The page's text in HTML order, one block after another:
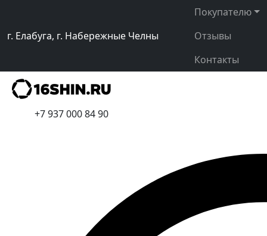
г. Елабуга, г. Набережные Челны
Покупателю
Отзывы
Контакты
+7 937 000 84 90